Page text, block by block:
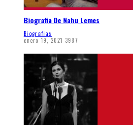
Biografia De Nahu Lemes
Biografias
enero 19, 2021 3987